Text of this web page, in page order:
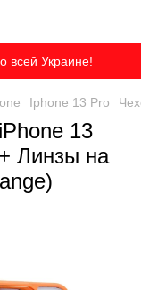
всей Украине!
Iphone 13 Pro
13
Линзы на